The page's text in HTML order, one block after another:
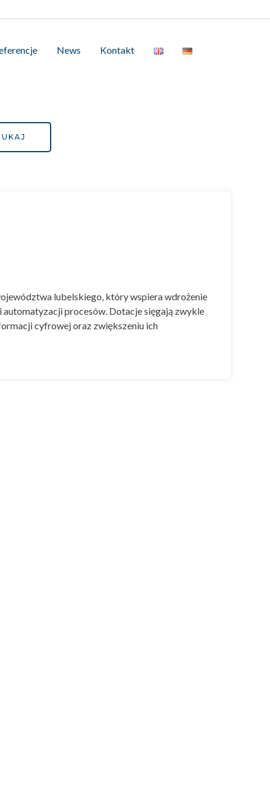
News Kontakt
lubelskiego, który wspiera wdrożenie
procesów. Dotacje sięgają zwykle
cyfrowej oraz zwiększeniu ich